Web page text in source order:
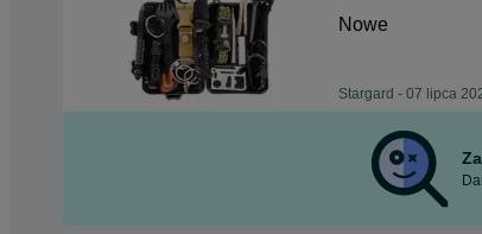
Nowe
Stargard - 07 lipca